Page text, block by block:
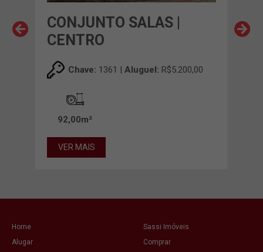
CONJUNTO SALAS |
CENTRO
Chave: 1361 | Aluguel: R$5.200,00
92,00m²
VER MAIS
Home
Sassi Imóveis
Alugar
Comprar